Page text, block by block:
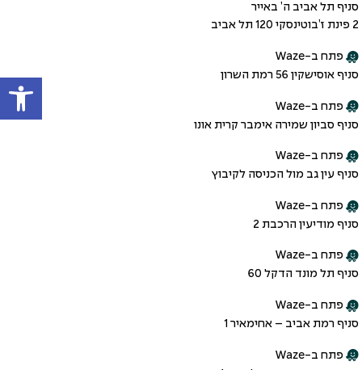
סניף תל אביב ה’ באייר
2 פינת ז’בוטינסקי 120 תל אביב
פתח ב-Waze
סניף אוסישקין 56 רמת השרון
פתח ב-Waze
סניף סביון שמירה אימבר קרית אונו
פתח ב-Waze
סניף עין גב מול הכניסה לקיבוץ
פתח ב-Waze
סניף מודיעין הרכבת 2
פתח ב-Waze
סניף תל מונד הדקל 60
פתח ב-Waze
סניף רמת אביב – אחימאיר 1
פתח ב-Waze